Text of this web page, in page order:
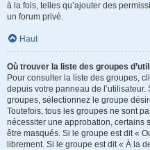
à la fois, telles qu’ajouter des
un forum privé.
Haut
Où trouver la liste des groupes
Pour consulter la liste des groupes,
depuis votre panneau de
groupes, sélectionnez le groupe
Toutefois, tous les groupes ne sont
nécessiter une approbation, certains
être masqués. Si le groupe est dit «
librement. Si le groupe est dit « À la